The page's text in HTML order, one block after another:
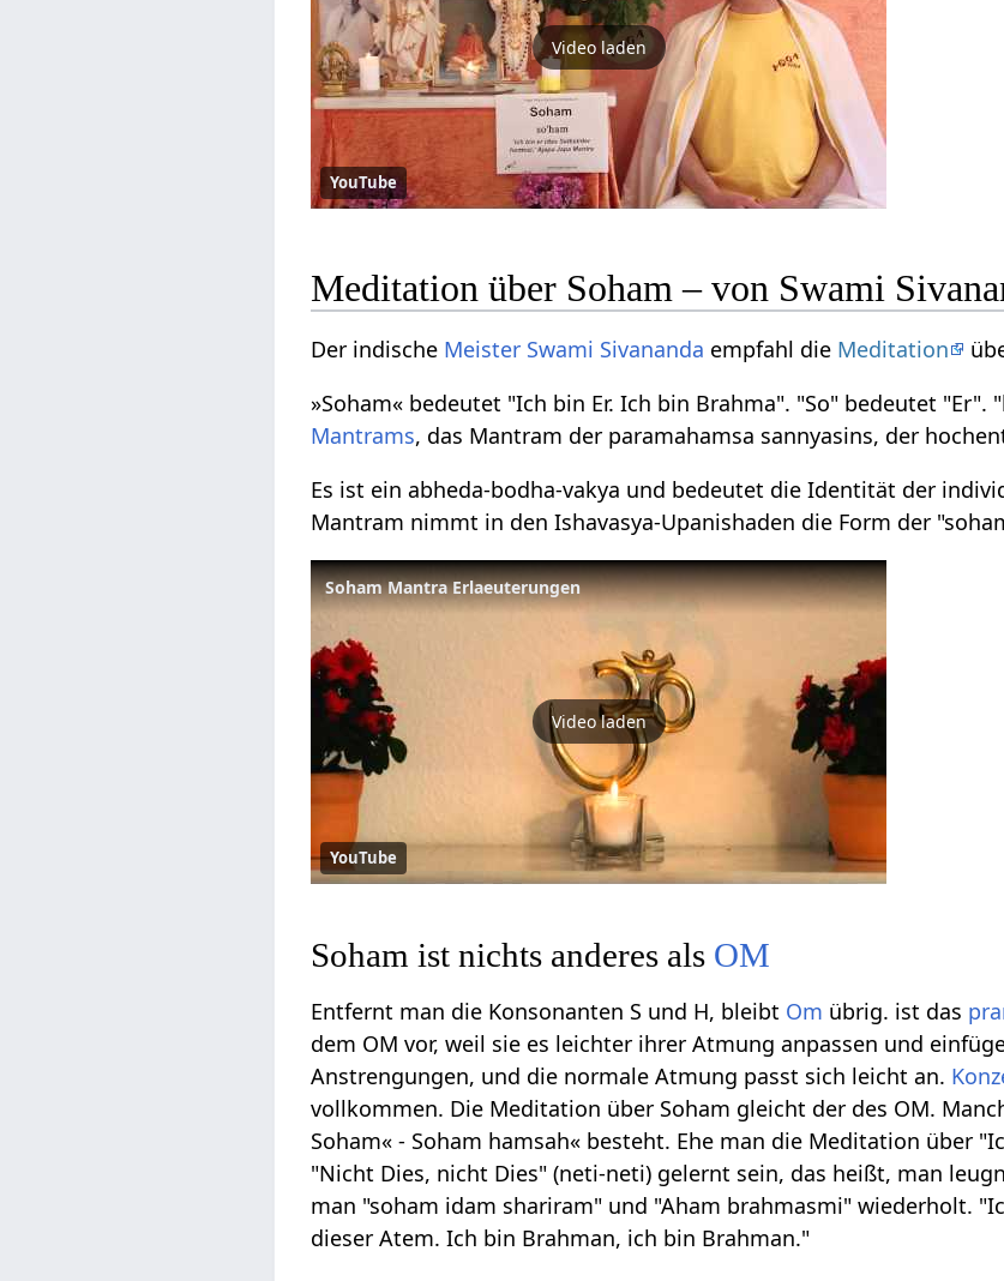
Video laden
YouTube
Meditation über Soham – von Swami
Der indische Meister Swami Sivananda empfahl die Meditation
»Soham« bedeutet "Ich bin Er. Ich bin Brahma". "So" bedeutet
Mantrams, das Mantram der paramahamsa sannyasins, der
Es ist ein abheda-bodha-vakya und bedeutet die Identität der
Mantram nimmt in den Ishavasya-Upanishaden die Form der
Soham Mantra Erlaeuterungen
Video laden
YouTube
Soham ist nichts anderes als OM
Entfernt man die Konsonanten S und H, bleibt Om übrig. ist das
dem OM vor, weil sie es leichter ihrer Atmung anpassen und
Anstrengungen, und die normale Atmung passt sich leicht an.
vollkommen. Die Meditation über Soham gleicht der des OM.
Soham« - Soham hamsah« besteht. Ehe man die Meditation über
"Nicht Dies, nicht Dies" (neti-neti) gelernt sein, das heißt, man
man "soham idam shariram" und "Aham brahmasmi" wiederholt.
dieser Atem. Ich bin Brahman, ich bin Brahman."